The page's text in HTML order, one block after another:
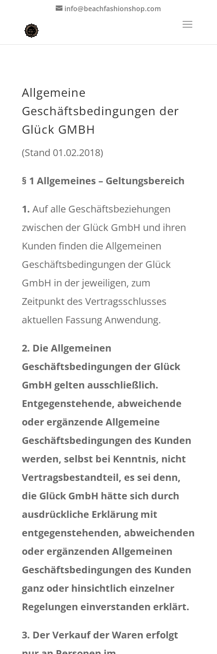
info@beachfashionshop.com
Allgemeine
Geschäftsbedingungen der
Glück GMBH
(Stand 01.02.2018)
§ 1 Allgemeines – Geltungsbereich
1. Auf alle Geschäftsbeziehungen
zwischen der Glück GmbH und ihren
Kunden finden die Allgemeinen
Geschäftsbedingungen der Glück
GmbH in der jeweiligen, zum
Zeitpunkt des Vertragsschlusses
aktuellen Fassung Anwendung.
2. Die Allgemeinen
Geschäftsbedingungen der Glück
GmbH gelten ausschließlich.
Entgegenstehende, abweichende
oder ergänzende Allgemeine
Geschäftsbedingungen des Kunden
werden, selbst bei Kenntnis, nicht
Vertragsbestandteil, es sei denn,
die Glück GmbH hätte sich durch
ausdrückliche Erklärung mit
entgegenstehenden, abweichenden
oder ergänzenden Allgemeinen
Geschäftsbedingungen des Kunden
ganz oder hinsichtlich einzelner
Regelungen einverstanden erklärt.
3. Der Verkauf der Waren erfolgt